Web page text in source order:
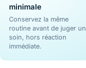
minimale
Conservez la même
routine avant de juger un
soin, hors réaction
immédiate.